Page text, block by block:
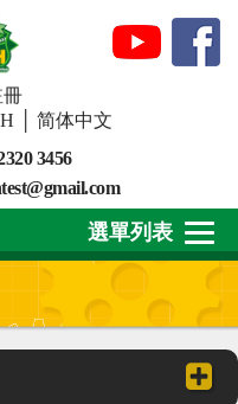
简体中文
3456
選單列表